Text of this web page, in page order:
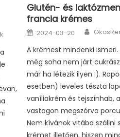
Glutén- és
francia krémes
Posted
on
2024-03-20 Author
A krémest mindenki ismeri.
még soha nem járt
már ha létezik ilyen :).
esetben) leveles tészta
vaníliakrém és tejszínhab,
vastagon megszórva
Nem kívánok vitába szállni
krémet illetően, hiszen